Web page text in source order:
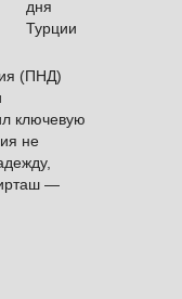
(ПНД)
ключевую
не
—